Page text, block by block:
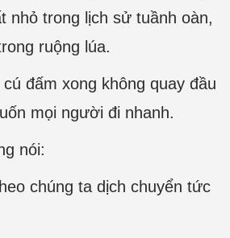
nhỏ trong lịch sử tuầnh oàn,
ruộng lúa.
đấm xong không quay đầu
mọi người đi nhanh.
nói:
chúng ta dịch chuyển tức